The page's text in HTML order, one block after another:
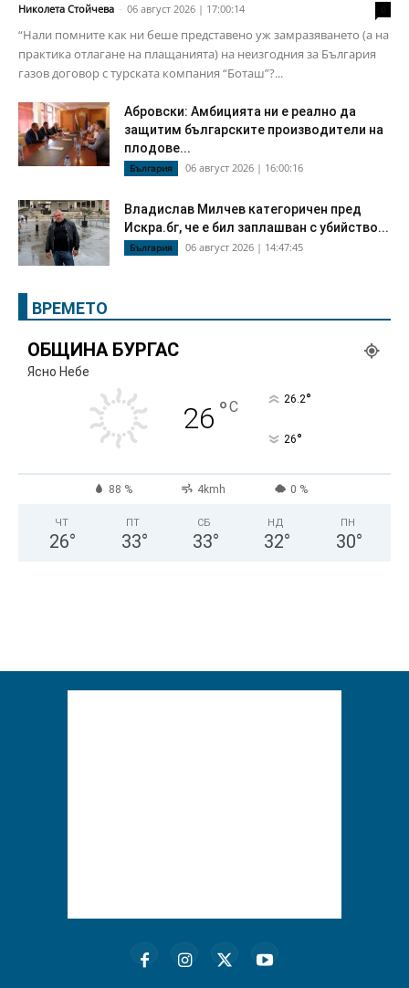
Николета Стойчева - 06 август 2026 | 17:00:14
“Нали помните как ни беше представено уж замразяването (а на
практика отлагане на плащанията) на неизгодния за България
газов договор с турската компания “Боташ”?...
Абровски: Амбицията ни е реално да
защитим българските производители на
плодове...
България 06 август 2026 | 16:00:16
Владислав Милчев категоричен пред
Искра.бг, че е бил заплашван с убийство...
България 06 август 2026 | 14:47:45
ВРЕМЕТО
ОБЩИНА БУРГАС
Ясно Небе
26 °C 26.2°
26°
88 % 4kmh 0 %
ЧТ
26°
ПТ
33°
СБ
33°
НД
32°
ПН
30°